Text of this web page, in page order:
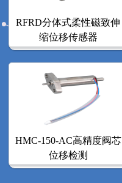
RFRD分体式柔性磁致伸
缩位移传感器
HMC-150-AC高精度阀芯
位移检测